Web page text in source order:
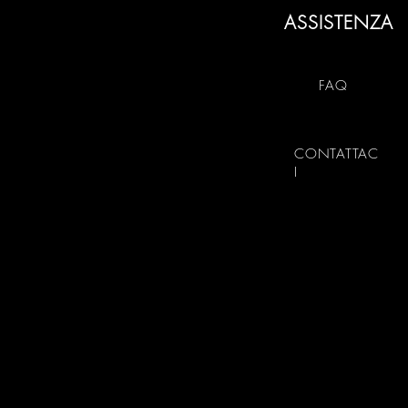
ASSISTENZA
FAQ
CONTATTAC
I